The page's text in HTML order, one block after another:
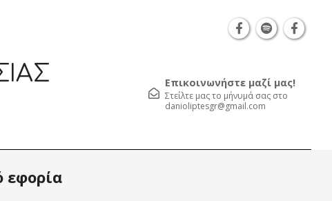
Επικοινωνήστε μαζί μας!
Στείλτε μας το μήνυμά σας στο
danioliptesgr@gmail.com
εφορία